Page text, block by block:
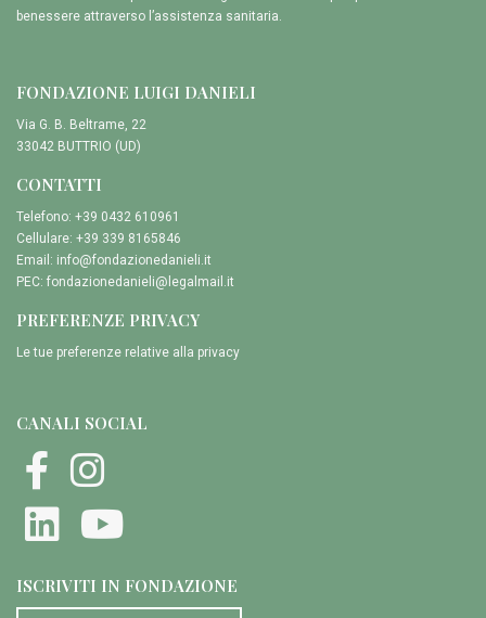
benessere attraverso l’assistenza sanitaria.
FONDAZIONE LUIGI DANIELI
Via G. B. Beltrame, 22
33042 BUTTRIO (UD)
CONTATTI
Telefono: +39 0432 610961
Cellulare: +39 339 8165846
Email: info@fondazionedanieli.it
PEC: fondazionedanieli@legalmail.it
PREFERENZE PRIVACY
Le tue preferenze relative alla privacy
CANALI SOCIAL
ISCRIVITI IN FONDAZIONE